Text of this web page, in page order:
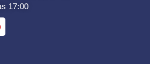
17:00